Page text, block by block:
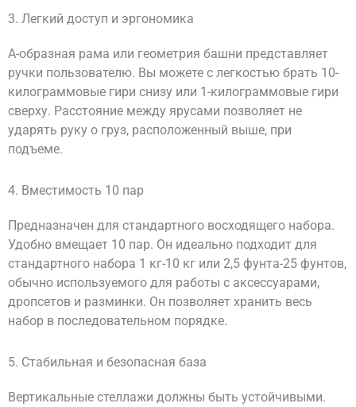
3. Легкий доступ и эргономика
А-образная рама или геометрия башни представляет
ручки пользователю. Вы можете с легкостью брать 10-
килограммовые гири снизу или 1-килограммовые гири
сверху. Расстояние между ярусами позволяет не
ударять руку о груз, расположенный выше, при
подъеме.
4. Вместимость 10 пар
Предназначен для стандартного восходящего набора.
Удобно вмещает 10 пар. Он идеально подходит для
стандартного набора 1 кг-10 кг или 2,5 фунта-25 фунтов,
обычно используемого для работы с аксессуарами,
дропсетов и разминки. Он позволяет хранить весь
набор в последовательном порядке.
5. Стабильная и безопасная база
Вертикальные стеллажи должны быть устойчивыми.